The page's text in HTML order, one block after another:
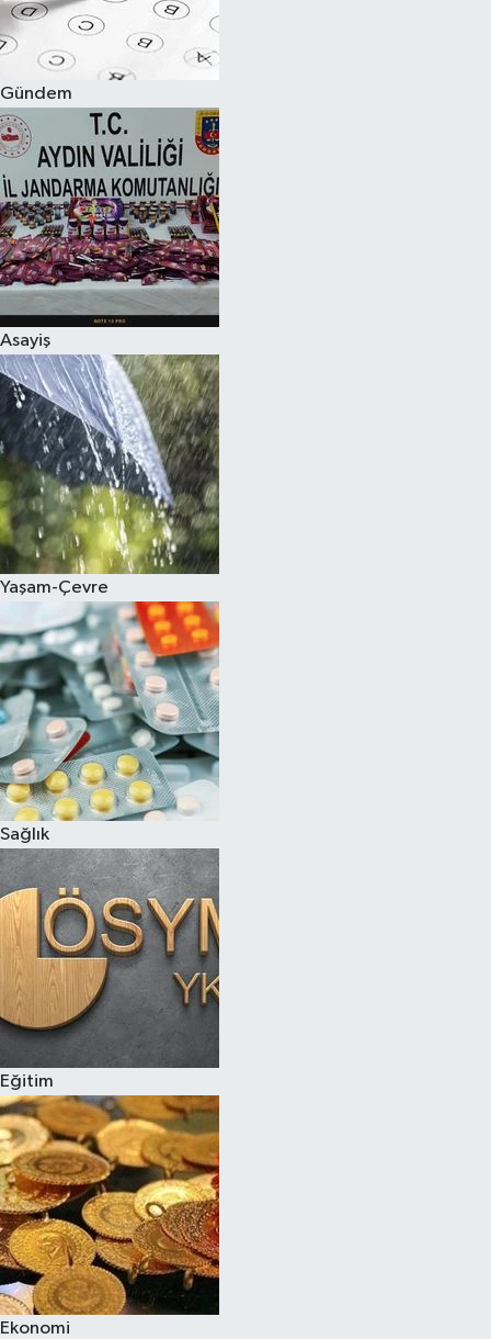
Gündem
Asayiş
Yaşam-Çevre
Sağlık
Eğitim
Ekonomi
Spor
Burç Yorumları
Çocuk
Eğitim
Hava Durumu
Kadın
Kim kimdir?
Kültür Sanat
Sağlık
Siyaset
Teknoloji
Televizyon
Yaşam-Çevre